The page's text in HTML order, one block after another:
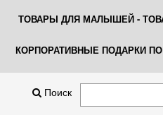
ТОВАРЫ ДЛЯ МАЛЫШЕЙ -
КОРПОРАТИВНЫЕ ПОДАРКИ
Поиск